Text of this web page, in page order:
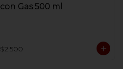
con Gas 500 ml
$2.500